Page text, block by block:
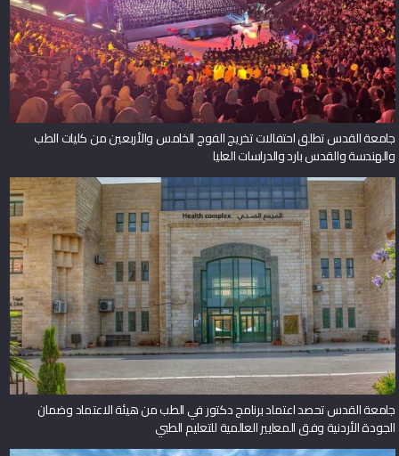
جامعة القدس تطلق احتفالات تخريج الفوج الخامس والأربعين من كليات الطب
والهندسة والقدس بارد والدراسات العليا
جامعة القدس تحصد اعتماد برنامج دكتور في الطب من هيئة الاعتماد وضمان
الجودة الأردنية وفق المعايير العالمية للتعليم الطبي